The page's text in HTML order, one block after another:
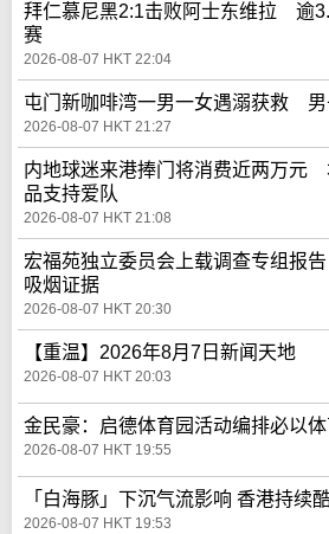
拜仁慕尼黑2:1击败阿士东维拉 逾
赛
2026-08-07 HKT 22:04
屯门新咖啡湾一男一女遇溺获救 男
2026-08-07 HKT 21:27
内地球迷来港捧门将消费近两万元
品支持爱队
2026-08-07 HKT 21:08
宏福苑独立委员会上载调查专组报
吸烟证据
2026-08-07 HKT 20:30
【重温】2026年8月7日新闻天地
2026-08-07 HKT 20:03
金民豪：启德体育园活动编排必以
2026-08-07 HKT 19:55
「白海豚」下沉气流影响 香港持续
2026-08-07 HKT 19:53